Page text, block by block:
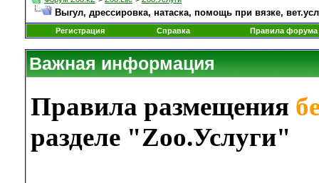
Выгул, дрессировка, натаска, помощь при вязке,
Регистрация Справка Правила форума
Важная информация
Правила размещения
разделе "Zoo.Услуги"